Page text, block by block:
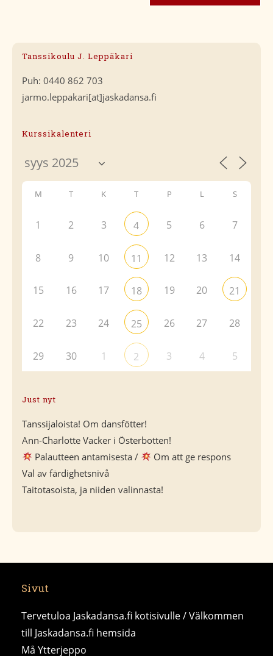
Tanssikoulu J. Leppäkari
Puh: 0440 862 703
jarmo.leppakari[at]jaskadansa.fi
Kurssikalenteri
M T K T P L S
1 2 3 4 5 6 7
8 9 10 11 12 13 14
15 16 17 18 19 20 21
22 23 24 25 26 27 28
29 30 1 2 3 4 5
Just nyt
Tanssijaloista! Om dansfötter!
Ann-Charlotte Vacker i Österbotten!
Palautteen antamisesta /
Om att ge respons
Val av färdighetsnivå
Taitotasoista, ja niiden valinnasta!
Sivut
Tervetuloa Jaskadansa.fi kotisivulle / Välkommen
till Jaskadansa.fi hemsida
Må Ytterjeppo